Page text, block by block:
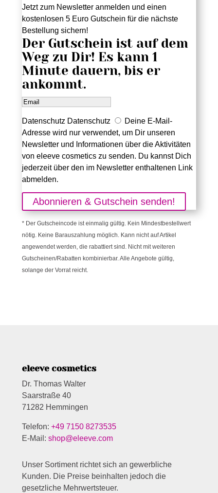
Jetzt zum Newsletter anmelden und einen
kostenlosen 5 Euro Gutschein für die nächste
Bestellung sichern!
Der Gutschein ist auf dem
Weg zu Dir! Es kann 1
Minute dauern, bis er
ankommt.
Datenschutz Datenschutz
Deine E-Mail-
Adresse wird nur verwendet, um Dir unseren
Newsletter und Informationen über die Aktivitäten
von eleeve cosmetics zu senden. Du kannst Dich
jederzeit über den im Newsletter enthaltenen Link
abmelden.
Abonnieren & Gutschein senden!
* Der Gutscheincode ist einmalig gültig. Kein Mindestbestellwert
nötig. Keine Barauszahlung möglich. Kann nicht auf Artikel
angewendet werden, die rabattiert sind. Nicht mit weiteren
Gutscheinen/Rabatten kombinierbar. Alle Angebote gültig,
solange der Vorrat reicht.
eleeve cosmetics
Dr. Thomas Walter
Saarstraße 40
71282 Hemmingen
Telefon: +49 7150 8273535
E-Mail: shop@eleeve.com
Unser Sortiment richtet sich an gewerbliche
Kunden. Die Preise beinhalten jedoch die
gesetzliche Mehrwertsteuer.